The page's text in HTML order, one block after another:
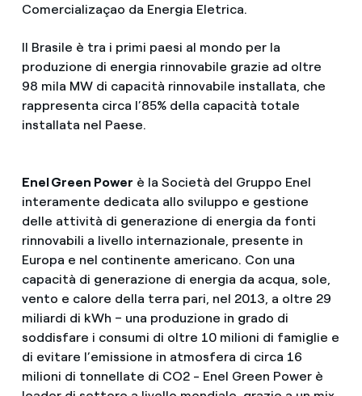
Comercializaçao da Energia Eletrica.
Il Brasile è tra i primi paesi al mondo per la
produzione di energia rinnovabile grazie ad oltre
98 mila MW di capacità rinnovabile installata, che
rappresenta circa l’85% della capacità totale
installata nel Paese.
Enel Green Power è la Società del Gruppo Enel
interamente dedicata allo sviluppo e gestione
delle attività di generazione di energia da fonti
rinnovabili a livello internazionale, presente in
Europa e nel continente americano. Con una
capacità di generazione di energia da acqua, sole,
vento e calore della terra pari, nel 2013, a oltre 29
miliardi di kWh – una produzione in grado di
soddisfare i consumi di oltre 10 milioni di famiglie e
di evitare l’emissione in atmosfera di circa 16
milioni di tonnellate di CO2 - Enel Green Power è